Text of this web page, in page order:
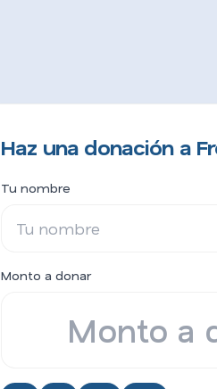
Haz una donación a
Tu nombre
Monto a donar